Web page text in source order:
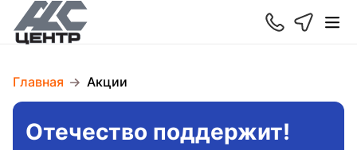
Главная Акции
Отечество поддержит!